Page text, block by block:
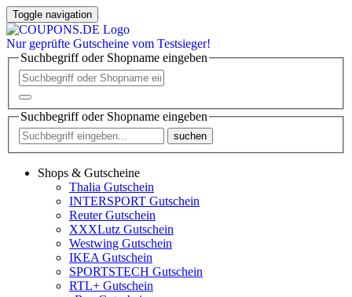
Toggle navigation
Nur geprüfte Gutscheine vom Testsieger!
Suchbegriff oder Shopname eingeben
Suchbegriff oder Shopname eingeben
suchen
Shops & Gutscheine
Thalia Gutschein
INTERSPORT Gutschein
Reuter Gutschein
XXXLutz Gutschein
Westwing Gutschein
IKEA Gutschein
SPORTSTECH Gutschein
RTL+ Gutschein